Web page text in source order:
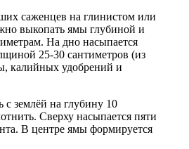
саженцев на глинистом или
выкопать ямы глубиной и
На дно насыпается
25-30 сантиметров (из
калийных удобрений и
землёй на глубину 10
Сверху насыпается пяти
В центре ямы формируется